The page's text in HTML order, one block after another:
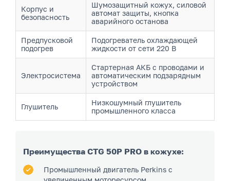
Корпус и
безопасность
Шумозащитный кожух, силовой
автомат защиты, кнопка
аварийного останова
Предпусковой
подогрев
Подогреватель охлаждающей
жидкости от сети 220 В
Электросистема
Стартерная АКБ с проводами и
автоматическим подзарядным
устройством
Глушитель
Низкошумный глушитель
промышленного класса
Преимущества CTG 50P PRO в кожухе:
Промышленный двигатель Perkins с